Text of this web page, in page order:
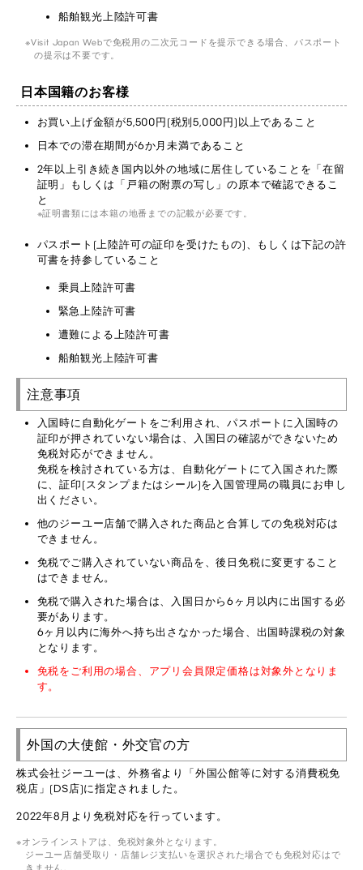
船舶観光上陸許可書
Visit Japan Webで免税用の二次元コードを提示できる場合、パスポート
の提示は不要です。
日本国籍のお客様
お買い上げ金額が5,500円(税別5,000円)以上であること
日本での滞在期間が6か月未満であること
2年以上引き続き国内以外の地域に居住していることを「在留
証明」もしくは「戸籍の附票の写し」の原本で確認できるこ
と
証明書類には本籍の地番までの記載が必要です。
パスポート(上陸許可の証印を受けたもの)、もしくは下記の許
可書を持参していること
乗員上陸許可書
緊急上陸許可書
遭難による上陸許可書
船舶観光上陸許可書
注意事項
入国時に自動化ゲートをご利用され、パスポートに入国時の
証印が押されていない場合は、入国日の確認ができないため
免税対応ができません。
免税を検討されている方は、自動化ゲートにて入国された際
に、証印(スタンプまたはシール)を入国管理局の職員にお申し
出ください。
他のジーユー店舗で購入された商品と合算しての免税対応は
できません。
免税でご購入されていない商品を、後日免税に変更すること
はできません。
免税で購入された場合は、入国日から6ヶ月以内に出国する必
要があります。
6ヶ月以内に海外へ持ち出さなかった場合、出国時課税の対象
となります。
免税をご利用の場合、アプリ会員限定価格は対象外となりま
す。
外国の大使館・外交官の方
株式会社ジーユーは、外務省より「外国公館等に対する消費税免
税店」(DS店)に指定されました。
2022年8月より免税対応を行っています。
オンラインストアは、免税対象外となります。
ジーユー店舗受取り・店舗レジ支払いを選択された場合でも免税対応はで